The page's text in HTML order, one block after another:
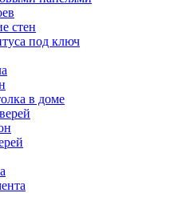
стен
под ключ
в доме